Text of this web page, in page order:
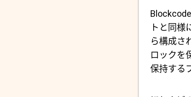
トと同様
ら構成さ
ロックを
保持する